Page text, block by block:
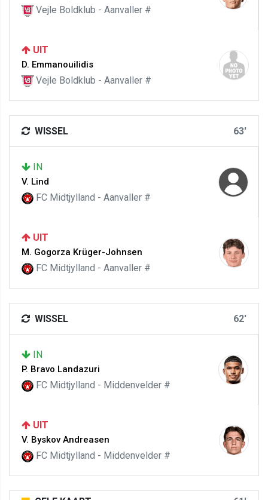
Vejle Boldklub - Aanvaller #
UIT
D. Emmanouilidis
Vejle Boldklub - Aanvaller #
WISSEL 63'
IN
V. Lind
FC Midtjylland - Aanvaller #
UIT
M. Gogorza Krüger-Johnsen
FC Midtjylland - Aanvaller #
WISSEL 62'
IN
P. Bravo Landazuri
FC Midtjylland - Middenvelder #
UIT
V. Byskov Andreasen
FC Midtjylland - Middenvelder #